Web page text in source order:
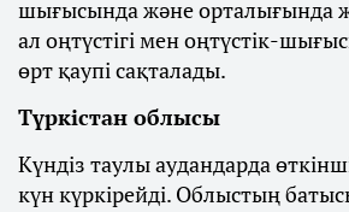
шығысында және орталығында
ал оңтүстігі мен оңтүстік-
өрт қаупі сақталады.
Түркістан облысы
Күндіз таулы аудандарда
күн күркірейді. Облыстың